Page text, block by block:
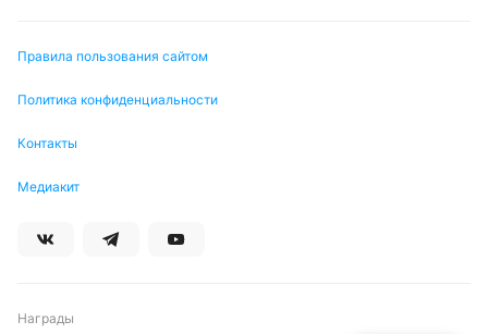
Правила пользования сайтом
Политика конфиденциальности
Контакты
Медиакит
Награды